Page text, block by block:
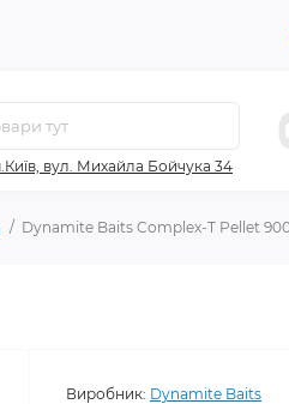
вул. Михайла Бойчука 34
Dynamite Baits Complex-T Pellet
Виробник: Dynamite Baits